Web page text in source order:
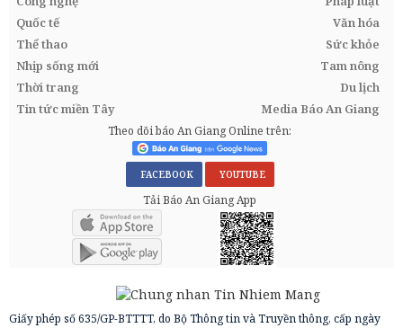
Quốc tế
Văn hóa
Thể thao
Sức khỏe
Nhịp sống mới
Tam nông
Thời trang
Du lịch
Tin tức miền Tây
Media Báo An Giang
Theo dõi báo An Giang Online trên:
FACEBOOK YOUTUBE
Tải Báo An Giang App
Giấy phép số 635/GP-BTTTT, do Bộ Thông tin và Truyền thông, cấp ngày